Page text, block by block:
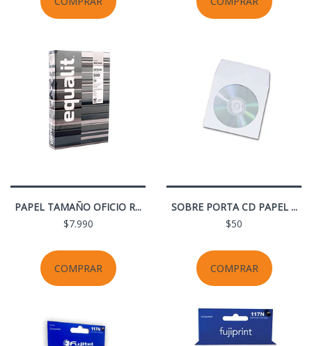
PAPEL TAMAÑO OFICIO R...
$7.990
COMPRAR
SOBRE PORTA CD PAPEL ...
$50
COMPRAR